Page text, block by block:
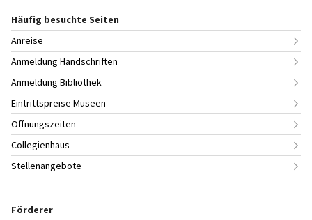
Häufig besuchte Seiten
Anreise
Anmeldung Handschriften
Anmeldung Bibliothek
Eintrittspreise Museen
Öffnungszeiten
Collegienhaus
Stellenangebote
Förderer